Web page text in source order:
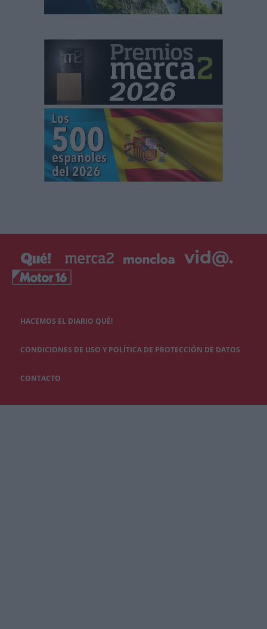
HACEMOS EL DIARIO QUÉ!
CONDICIONES DE USO Y POLÍTICA DE PROTECCIÓN DE DATOS
CONTACTO